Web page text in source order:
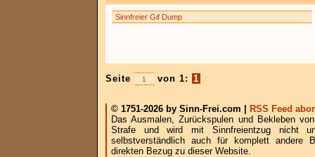
Seite von 1: 1
© 1751-2026 by Sinn-Frei.com |
RSS Feed
Das Ausmalen, Zurückspulen und Bekleben
Strafe und wird mit Sinnfreientzug nicht
selbstverständlich auch für komplett andere
direkten Bezug zu dieser Website.